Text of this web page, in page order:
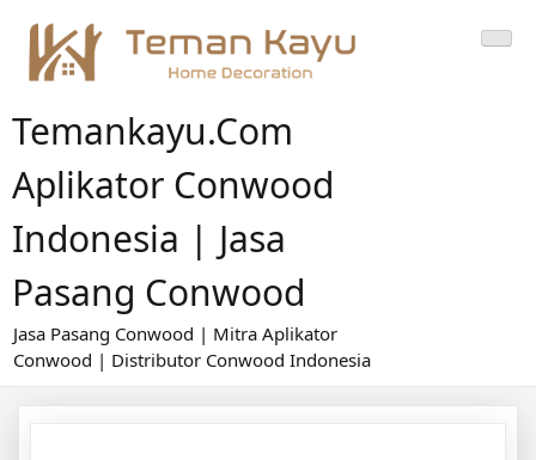
content
Temankayu.com
Aplikator Conwood
Indonesia | Jasa
Pasang Conwood
Jasa Pasang Conwood | Mitra Aplikator
Conwood | Distributor Conwood Indonesia